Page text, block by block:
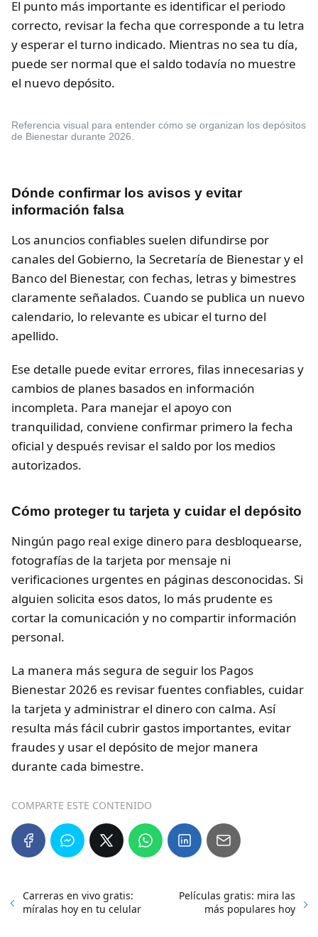
El punto más importante es identificar el periodo
correcto, revisar la fecha que corresponde a tu letra
y esperar el turno indicado. Mientras no sea tu día,
puede ser normal que el saldo todavía no muestre
el nuevo depósito.
Referencia visual para entender cómo se organizan los depósitos
de Bienestar durante 2026.
Dónde confirmar los avisos y evitar
información falsa
Los anuncios confiables suelen difundirse por
canales del Gobierno, la Secretaría de Bienestar y el
Banco del Bienestar, con fechas, letras y bimestres
claramente señalados. Cuando se publica un nuevo
calendario, lo relevante es ubicar el turno del
apellido.
Ese detalle puede evitar errores, filas innecesarias y
cambios de planes basados en información
incompleta. Para manejar el apoyo con
tranquilidad, conviene confirmar primero la fecha
oficial y después revisar el saldo por los medios
autorizados.
Cómo proteger tu tarjeta y cuidar el depósito
Ningún pago real exige dinero para desbloquearse,
fotografías de la tarjeta por mensaje ni
verificaciones urgentes en páginas desconocidas. Si
alguien solicita esos datos, lo más prudente es
cortar la comunicación y no compartir información
personal.
La manera más segura de seguir los Pagos
Bienestar 2026 es revisar fuentes confiables, cuidar
la tarjeta y administrar el dinero con calma. Así
resulta más fácil cubrir gastos importantes, evitar
fraudes y usar el depósito de mejor manera
durante cada bimestre.
COMPARTE ESTE CONTENIDO
Carreras en vivo gratis:
míralas hoy en tu celular
Películas gratis: mira las
más populares hoy